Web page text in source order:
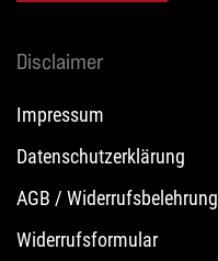
Disclaimer
Impressum
Datenschutzerklärung
AGB / Widerrufsbelehrung
Widerrufsformular